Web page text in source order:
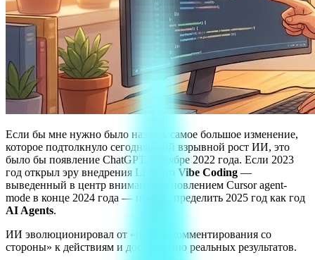
Если бы мне нужно было назвать самое большое изменение,
которое подтолкнуло сегодняшний взрывной рост ИИ, это
было бы появление ChatGPT в ноябре 2022 года. Если 2023
год открыл эру внедрения LLM, то Vibe Coding —
выведенный в центр внимания обновлением Cursor agent-
mode в конце 2024 года — помог определить 2025 год как год
AI Agents.
ИИ эволюционировал от «просто комментирования со
стороны» к действиям и достижению реальных результатов.